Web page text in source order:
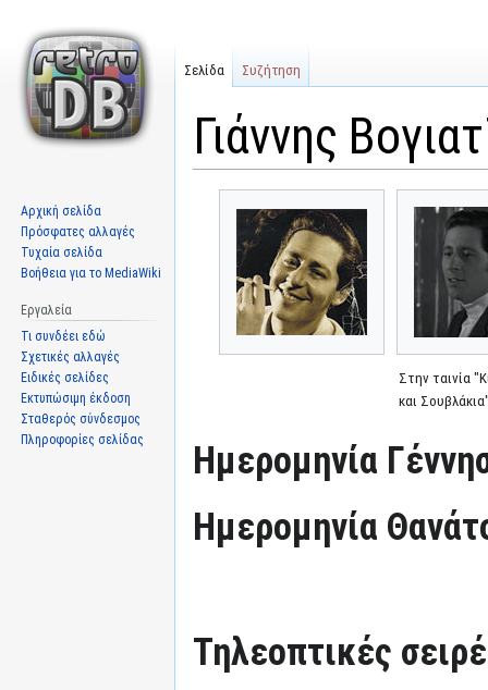
Γιάννης
πλοήγηση
αναζήτηση
Στην ταινία
και
Ημερομηνία
Ημερομηνία
Τηλεοπτικές
Σελίδα Συζήτηση
Αρχική σελίδα
Πρόσφατες αλλαγές
Τυχαία σελίδα
Βοήθεια για το MediaWiki
Εργαλεία
Τι συνδέει εδώ
Σχετικές αλλαγές
Ειδικές σελίδες
Εκτυπώσιμη έκδοση
Σταθερός σύνδεσμος
Πληροφορίες σελίδας